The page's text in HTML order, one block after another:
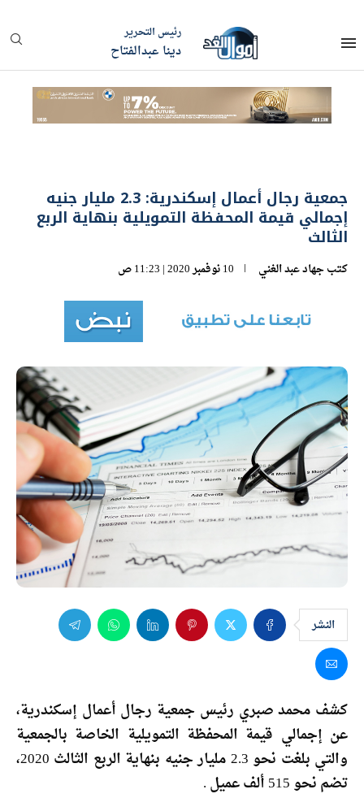
رئيس التحرير
دينا عبدالفتاح
جمعية رجال أعمال إسكندرية: 2.3 مليار جنيه
إجمالي قيمة المحفظة التمويلية بنهاية الربع
الثالث
كتبجهاد عبد الغني 10 نوفمبر 2020 | 11:23 ص
النشر
كشف محمد صبري رئيس جمعية رجال أعمال إسكندرية،
عن إجمالي قيمة المحفظة التمويلية الخاصة بالجمعية
والتي بلغت نحو 2.3 مليار جنيه بنهاية الربع الثالث 2020،
تضم نحو 515 ألف عميل .